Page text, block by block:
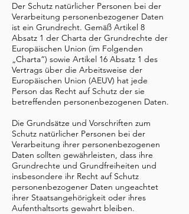
Der Schutz natürlicher Personen bei der
Verarbeitung personenbezogener Daten
ist ein Grundrecht. Gemäß Artikel 8
Absatz 1 der Charta der Grundrechte der
Europäischen Union (im Folgenden
„Charta“) sowie Artikel 16 Absatz 1 des
Vertrags über die Arbeitsweise der
Europäischen Union (AEUV) hat jede
Person das Recht auf Schutz der sie
betreffenden personenbezogenen Daten.
Die Grundsätze und Vorschriften zum
Schutz natürlicher Personen bei der
Verarbeitung ihrer personenbezogenen
Daten sollten gewährleisten, dass ihre
Grundrechte und Grundfreiheiten und
insbesondere ihr Recht auf Schutz
personenbezogener Daten ungeachtet
ihrer Staatsangehörigkeit oder ihres
Aufenthaltsorts gewahrt bleiben.